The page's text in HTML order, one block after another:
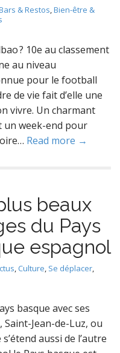
& Restos,Bien-être &
? 10e au classement
au niveau
pour le football
de vie fait d’elle une
vivre. Un charmant
week-end pour
Read more →
beaux
du Pays
espagnol
, Culture, Se déplacer,
basque avec ses
Jean-de-Luz, ou
aussi de l’autre